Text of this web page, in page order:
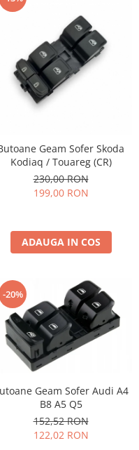
Geam Sofer Skoda
Kodiaq / Touareg (CR)
230,00 RON
199,00 RON
ADAUGA IN COS
-20%
Geam Sofer Audi A4
B8 A5 Q5
152,52 RON
122,02 RON